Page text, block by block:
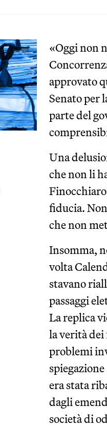
«Oggi non
approvato
Senato per
parte del
Una
che non li
fiducia.
che non
Insomma,
volta
stavano
passaggi
La replica
la verità dei
problemi
era stata
dagli
società di